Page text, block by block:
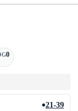
0
●21-39